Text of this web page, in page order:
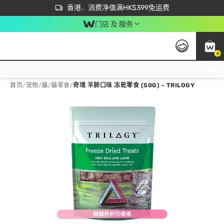
香港．消费净值满HK$399免运费
立即成为易赏钱会员尽享独家优惠
首次APP下单买满$450 输入 NEWAPP 即减$50
门店 及 服务
0
首页/ 宠物/貓/貓零食/奇境 羊肺口味 冻乾零食 (50G) - TRILOGY